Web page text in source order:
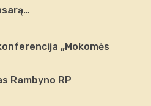
„Mokomės
Rambyno RP